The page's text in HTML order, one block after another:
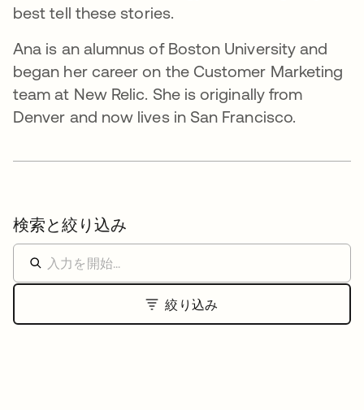
best tell these stories.
Ana is an alumnus of Boston University and
began her career on the Customer Marketing
team at New Relic. She is originally from
Denver and now lives in San Francisco.
検索と絞り込み
絞り込み